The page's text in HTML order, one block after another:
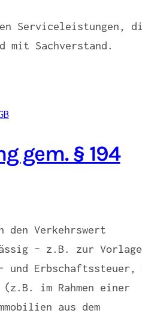
mit Sachverstand.
gem. § 194
den Verkehrswert
– z.B. zur Vorlage
und Erbschaftssteuer,
im Rahmen einer
aus dem